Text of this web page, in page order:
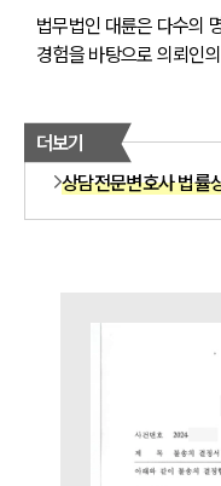
법무법인 대륜은 다수의
경험을 바탕으로 의뢰인
더보기
상담전문변호사 법률